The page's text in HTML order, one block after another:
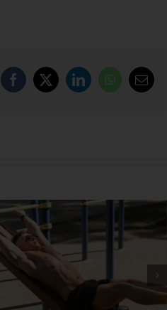
Facebook
X LinkedInWhatsApp
Email
အသက်ကြီးတဲ့အထိ ဖလန်းဖ
လန်း ထဖို့ စိတ်ကူးရှိလား